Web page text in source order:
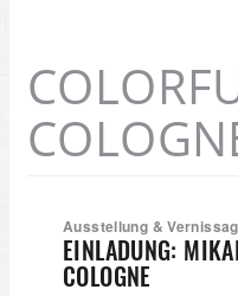
Ausstellung &
EINLADUNG:
COLOGNE